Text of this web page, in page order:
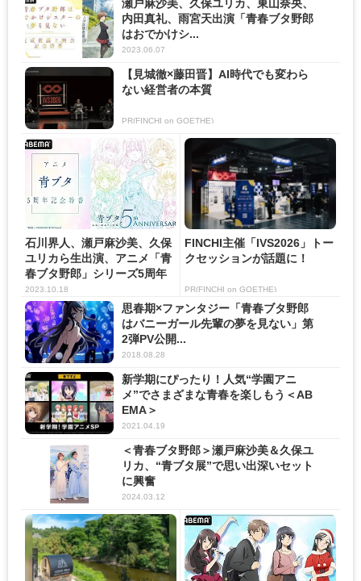
瀬戸麻沙美、久保ユリカ、東山奈央、
内田真礼、雨宮天出演「青春ブタ野郎
はおでかけシ...
2023.06.07
【見城徹×藤田晋】AI時代でも変わら
ない経営者の本質
PR(FINCHI on GOETHE)
石川界人、瀬戸麻沙美、久保
ユリカら生出演、アニメ「青
春ブタ野郎」シリーズ5周年
記...
2023.10.18
FINCHI主催「IVS2026」トー
クセッションが話題に！
PR(FINCHI on GOETHE)
思春期×ファンタジー「青春ブタ野郎
はバニーガール先輩の夢を見ない」第
2弾PV公開...
2018.08.28
新学期にぴったり！人気“学園アニ
メ”でさまざまな青春を楽しもう＜AB
EMA＞
2021.04.19
＜青春ブタ野郎＞瀬戸麻沙美＆久保ユ
リカ、“青ブタ展”で思い出深いセット
に興奮
2024.03.12